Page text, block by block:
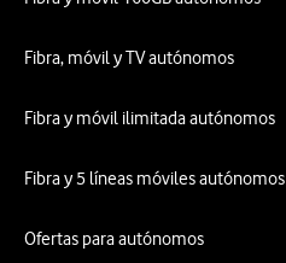
Fibra, móvil y TV autónomos
Fibra y móvil ilimitada autónomos
Fibra y 5 líneas móviles autónomos
Ofertas para autónomos